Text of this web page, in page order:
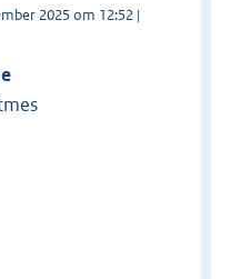
2025 om 12:52 |